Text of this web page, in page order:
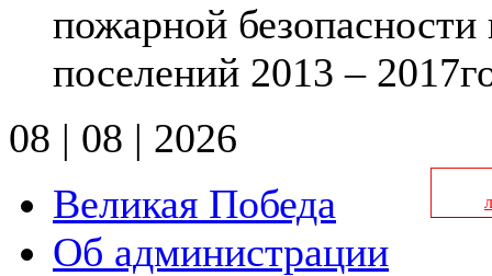
пожарной
поселений 2013 –
08 | 08 | 2026
Великая Победа
Об администрации